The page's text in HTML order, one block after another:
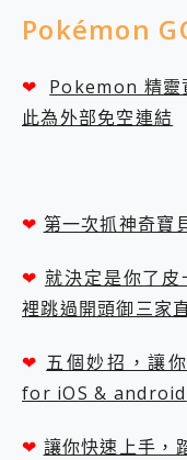
Pokémon
❤ Pokemon 精靈
此為外部免空連結
❤ 第一次抓神奇寶
❤ 就決定是你了
裡跳過開頭御三家
❤ 五個妙招，讓
for iOS & android
❤ 讓你快速上手，